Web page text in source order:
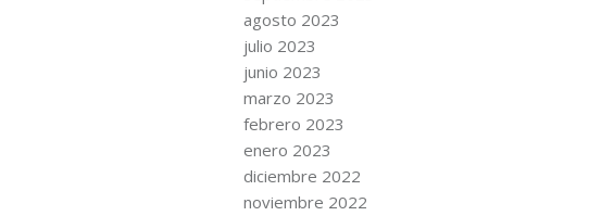
agosto 2023
julio 2023
junio 2023
marzo 2023
febrero 2023
enero 2023
diciembre 2022
noviembre 2022